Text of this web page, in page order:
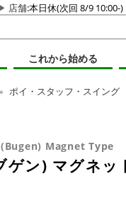
店舗:本日休(次回 8/9 10:00-)
これから始める
ポイ・スタッフ・スイング
Magnet Type
ゲン) マグネッ